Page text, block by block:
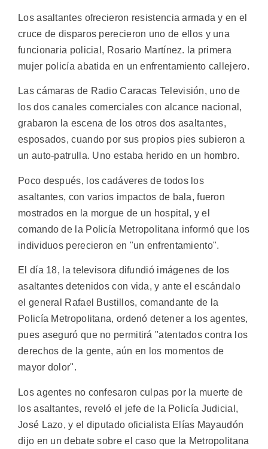
Los asaltantes ofrecieron resistencia armada y en el
cruce de disparos perecieron uno de ellos y una
funcionaria policial, Rosario Martínez. la primera
mujer policía abatida en un enfrentamiento callejero.
Las cámaras de Radio Caracas Televisión, uno de
los dos canales comerciales con alcance nacional,
grabaron la escena de los otros dos asaltantes,
esposados, cuando por sus propios pies subieron a
un auto-patrulla. Uno estaba herido en un hombro.
Poco después, los cadáveres de todos los
asaltantes, con varios impactos de bala, fueron
mostrados en la morgue de un hospital, y el
comando de la Policía Metropolitana informó que los
individuos perecieron en "un enfrentamiento".
El día 18, la televisora difundió imágenes de los
asaltantes detenidos con vida, y ante el escándalo
el general Rafael Bustillos, comandante de la
Policía Metropolitana, ordenó detener a los agentes,
pues aseguró que no permitirá "atentados contra los
derechos de la gente, aún en los momentos de
mayor dolor".
Los agentes no confesaron culpas por la muerte de
los asaltantes, reveló el jefe de la Policía Judicial,
José Lazo, y el diputado oficialista Elías Mayaudón
dijo en un debate sobre el caso que la Metropolitana